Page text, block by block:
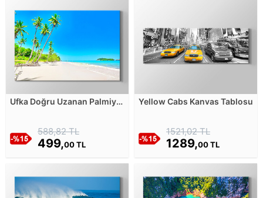
Ufka Doğru Uzanan Palmiye
588,82 TL
499,00 TL
Yellow Cabs Kanvas Tablosu
1521,02 TL
1289,00 TL